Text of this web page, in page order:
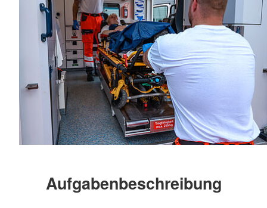
Aufgabenbeschreibung